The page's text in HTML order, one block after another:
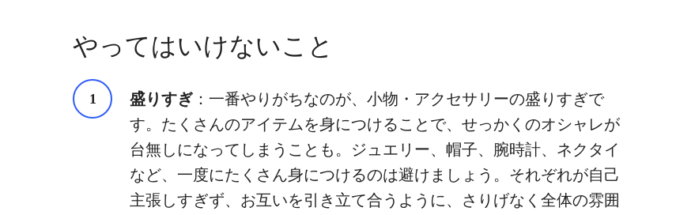
やってはいけないこと
盛りすぎ ：一番やりがちなのが、小物・アクセサリーの盛りすぎで
す。たくさんのアイテムを身につけることで、せっかくのオシャレが
台無しになってしまうことも。ジュエリー、帽子、腕時計、ネクタイ
など、一度にたくさん身につけるのは避けましょう。それぞれが自己
主張しすぎず、お互いを引き立て合うように、さりげなく全体の雰囲